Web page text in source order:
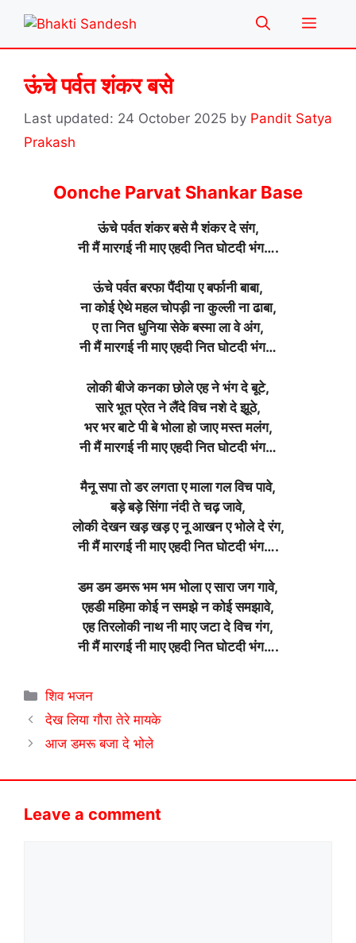
content
Menu
ऊंचे पर्वत शंकर बसे
24 October 2025 by Pandit Satya
Prakash
Oonche Parvat Shankar Base
ऊंचे पर्वत शंकर बसे मै शंकर दे संग,
नी मैं मारगई नी माए एहदी नित घोटदी भंग….
ऊंचे पर्वत बरफा पैंदीया ए बर्फानी बाबा,
ना कोई ऐथे महल चोपड़ी ना कुल्ली ना ढाबा,
ए ता नित धुनिया सेके बस्मा ला वे अंग,
नी मैं मारगई नी माए एहदी नित घोटदी भंग…
लोकी बीजे कनका छोले एह ने भंग दे बूटे,
सारे भूत प्रेत ने लैंदे विच नशे दे झूठे,
भर भर बाटे पी बे भोला हो जाए मस्त मलंग,
नी मैं मारगई नी माए एहदी नित घोटदी भंग…
मैनू सपा तो डर लगता ए माला गल विच पावे,
बड़े बड़े सिंगा नंदी ते चढ़ जावे,
लोकी देखन खड़ खड़ ए नू आखन ए भोले दे रंग,
नी मैं मारगई नी माए एहदी नित घोटदी भंग….
डम डम डमरू भम भम भोला ए सारा जग गावे,
एहडी महिमा कोई न समझे न कोई समझावे,
एह तिरलोकी नाथ नी माए जटा दे विच गंग,
नी मैं मारगई नी माए एहदी नित घोटदी भंग….
Categories
शिव भजन
देख लिया गौरा तेरे मायके
आज डमरू बजा दे भोले
Leave a comment